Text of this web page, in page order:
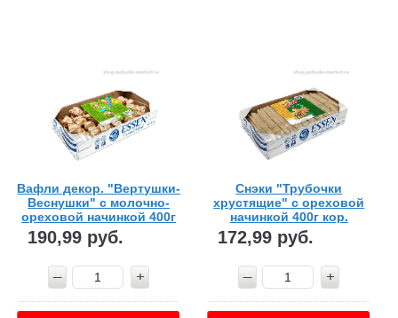
Вафли декор. "Вертушки-
Веснушки" с молочно-
ореховой начинкой 400г
кор.
190,99 руб.
Снэки "Трубочки
хрустящие" с ореховой
начинкой 400г кор.
172,99 руб.